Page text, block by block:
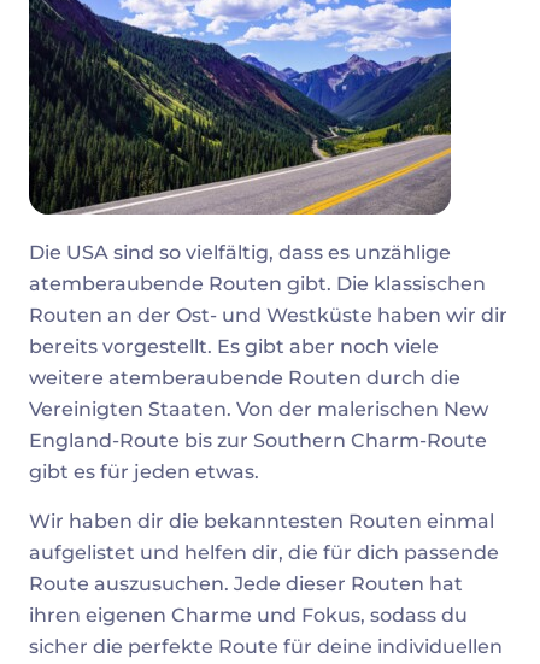
Die USA sind so vielfältig, dass es unzählige
atemberaubende Routen gibt. Die klassischen
Routen an der Ost- und Westküste haben wir dir
bereits vorgestellt. Es gibt aber noch viele
weitere atemberaubende Routen durch die
Vereinigten Staaten. Von der malerischen New
England-Route bis zur Southern Charm-Route
gibt es für jeden etwas.
Wir haben dir die bekanntesten Routen einmal
aufgelistet und helfen dir, die für dich passende
Route auszusuchen. Jede dieser Routen hat
ihren eigenen Charme und Fokus, sodass du
sicher die perfekte Route für deine individuellen